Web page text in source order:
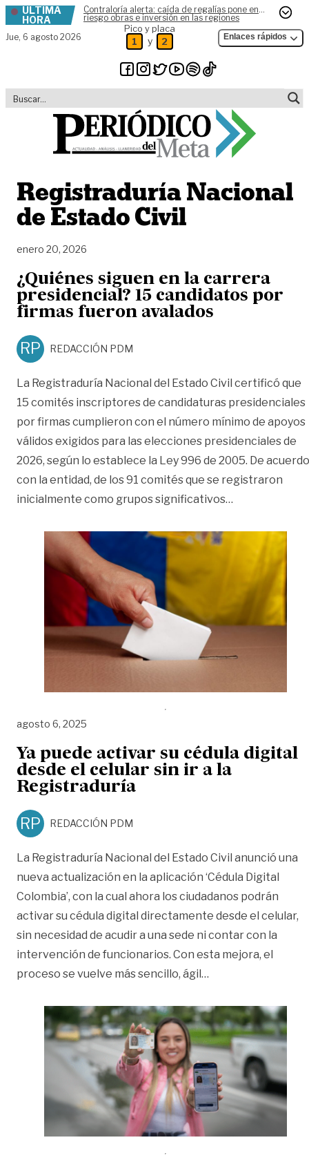
Skip to content
ÚLTIMA
HORA
Contraloría alerta: caída de regalías pone en
riesgo obras e inversión en las regiones
Jue, 6 agosto 2026
Pico y placa
1 y 2 Enlaces rápidos
Registraduría Nacional
de Estado Civil
enero 20, 2026
¿Quiénes siguen en la carrera
presidencial? 15 candidatos por
firmas fueron avalados
RP REDACCIÓN PDM
La Registraduría Nacional del Estado Civil certificó que
15 comités inscriptores de candidaturas presidenciales
por firmas cumplieron con el número mínimo de apoyos
válidos exigidos para las elecciones presidenciales de
2026, según lo establece la Ley 996 de 2005. De acuerdo
con la entidad, de los 91 comités que se registraron
inicialmente como grupos significativos…
agosto 6, 2025
Ya puede activar su cédula digital
desde el celular sin ir a la
Registraduría
RP REDACCIÓN PDM
La Registraduría Nacional del Estado Civil anunció una
nueva actualización en la aplicación ‘Cédula Digital
Colombia’, con la cual ahora los ciudadanos podrán
activar su cédula digital directamente desde el celular,
sin necesidad de acudir a una sede ni contar con la
intervención de funcionarios. Con esta mejora, el
proceso se vuelve más sencillo, ágil…